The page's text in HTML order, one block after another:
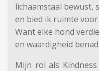
lichaamstaal bewust,
en bied ik ruimte
Want elke hond
en waardigheid
Mijn rol als